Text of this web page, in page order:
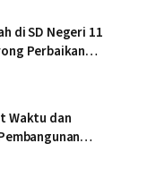
di SD Negeri 11
Perbaikan
Waktu dan